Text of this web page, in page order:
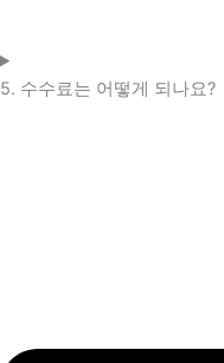
5. 수수료는 어떻게 되나요?